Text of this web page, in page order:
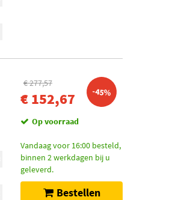
€ 277,57
€ 152,67 -45%
Op voorraad
Vandaag voor 16:00 besteld,
binnen 2 werkdagen bij u
geleverd.
Bestellen